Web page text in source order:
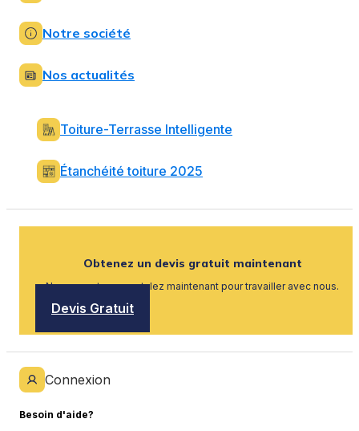
Notre société
Nos actualités
Toiture-Terrasse Intelligente
Étanchéité toiture 2025
Obtenez un devis gratuit maintenant
Nous recrutons, postulez maintenant pour travailler avec nous.
Devis Gratuit
Connexion
Besoin d'aide?